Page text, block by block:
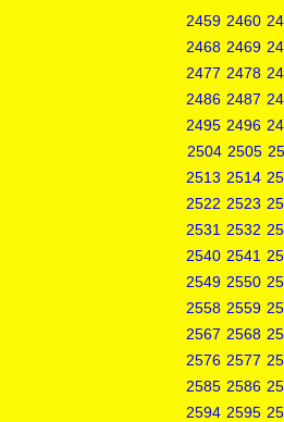
2459 2460
2468 2469
2477 2478
2486 2487
2495 2496
2504 2505
2513 2514
2522 2523
2531 2532
2540 2541
2549 2550
2558 2559
2567 2568
2576 2577
2585 2586
2594 2595